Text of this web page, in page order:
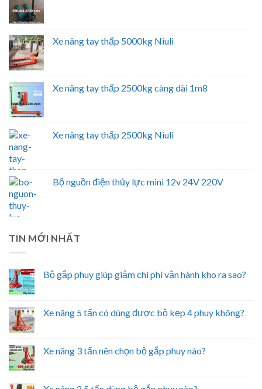
Xe nâng tay thấp 5000kg Niuli
Xe nâng tay thấp 2500kg càng dài 1m8
Xe nâng tay thấp 2500kg Niuli
Bộ nguồn điện thủy lực mini 12v 24V 220V
TIN MỚI NHẤT
Bộ gắp phuy giúp giảm chi phí vận hành kho ra sao?
Xe nâng 5 tấn có dùng được bộ kẹp 4 phuy không?
Xe nâng 3 tấn nên chọn bộ gắp phuy nào?